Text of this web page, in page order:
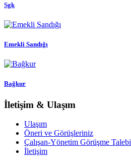
Sgk
Emekli Sandığı
Bağkur
İletişim & Ulaşım
Ulaşım
Öneri ve Görüşleriniz
Çalışan-Yönetim Görüşme Talebi
İletişim